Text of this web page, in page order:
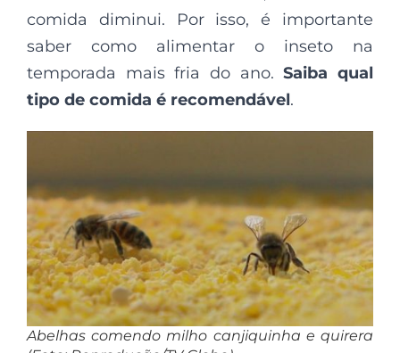
comida diminui. Por isso, é importante
saber como alimentar o inseto na
temporada mais fria do ano.Saiba qual
tipo de comida é recomendável.
Abelhas comendo milho canjiquinha e quirera